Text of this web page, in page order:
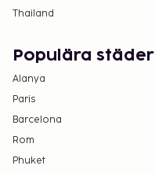
Thailand
Populära städer
Alanya
Paris
Barcelona
Rom
Phuket